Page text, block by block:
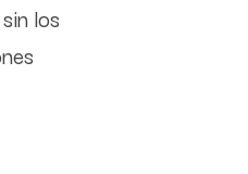
los